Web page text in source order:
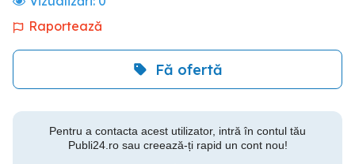
Raportează
Fă ofertă
Pentru a contacta acest utilizator, intră în contul tău
Publi24.ro sau creează-ți rapid un cont nou!